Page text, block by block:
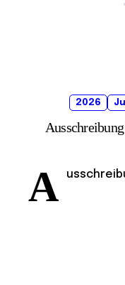
2026
A